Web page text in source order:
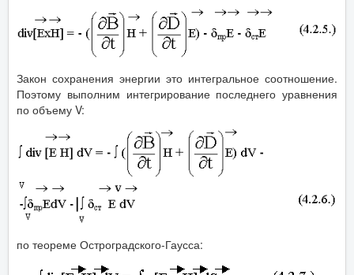
Закон сохранения энергии это интегральное соотношение.
Поэтому выполним интегрирование последнего уравнения
по объему V:
по теореме Остроградского-Гаусса: